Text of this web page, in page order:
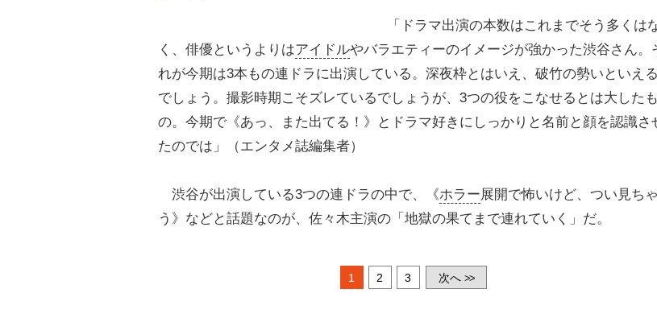
「ドラマ出演の本数はこれまでそう多くは
く、俳優というよりはアイドルやバラエティーのイメージが強かった渋谷さん。
れが今期は3本もの連ドラに出演している。深夜枠とはいえ、破竹の勢いといえる
でしょう。撮影時期こそズレているでしょうが、3つの役をこなせるとは大したも
の。今期で《あっ、また出てる！》とドラマ好きにしっかりと名前と顔を認識さ
たのでは」（エンタメ誌編集者）
渋谷が出演している3つの連ドラの中で、《ホラー展開で怖いけど、つい見ちゃ
う》などと話題なのが、佐々木主演の「地獄の果てまで連れていく」だ。
1 2 3 次へ >>